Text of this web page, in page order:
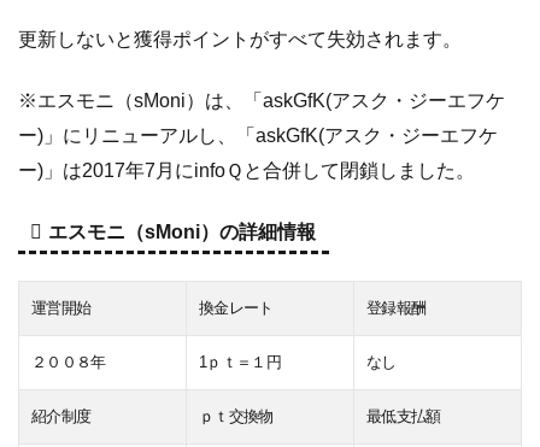
更新しないと獲得ポイントがすべて失効されます。
※エスモニ（sMoni）は、「askGfK(アスク・ジーエフケ
ー)」にリニューアルし、「askGfK(アスク・ジーエフケ
ー)」は2017年7月にinfoＱと合併して閉鎖しました。
エスモニ（sMoni）の詳細情報
運営開始 換金レート 登録報酬
２００８年 1ｐｔ＝１円 なし
紹介制度 ｐｔ交換物 最低支払額